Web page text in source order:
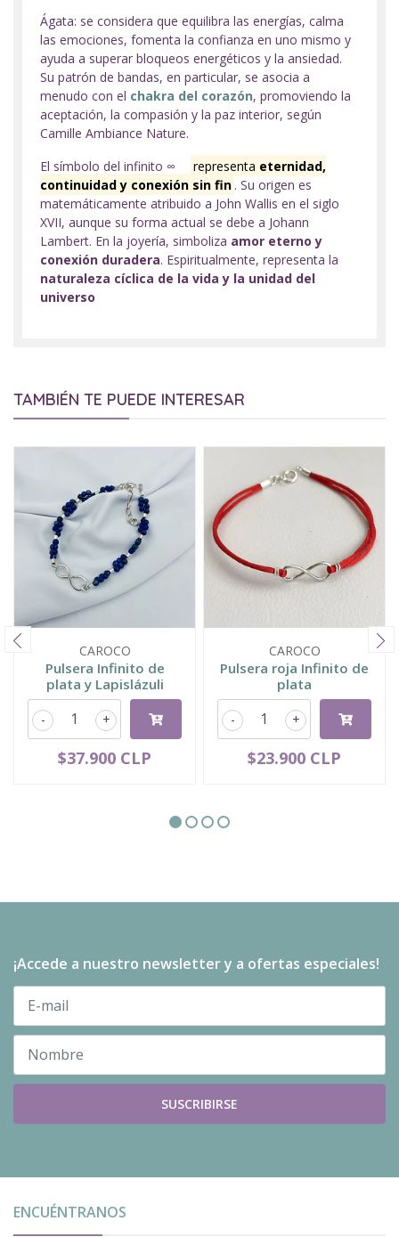
Ágata: se considera que equilibra las energías, calma
las emociones, fomenta la confianza en uno mismo y
ayuda a superar bloqueos energéticos y la ansiedad.
Su patrón de bandas, en particular, se asocia a
menudo con el chakra del corazón, promoviendo la
aceptación, la compasión y la paz interior, según
Camille Ambiance Nature.
El símbolo del infinito ∞
representa eternidad,
continuidad y conexión sin fin . Su origen es
matemáticamente atribuido a John Wallis en el siglo
XVII, aunque su forma actual se debe a Johann
Lambert. En la joyería, simboliza amor eterno y
conexión duradera. Espiritualmente, representa la
naturaleza cíclica de la vida y la unidad del
universo
TAMBIÉN TE PUEDE INTERESAR
CAROCO
Pulsera Infinito de
plata y Lapislázuli
+
-
$37.900 CLP
CAROCO
Pulsera roja Infinito de
plata
+
-
$23.900 CLP
¡Accede a nuestro newsletter y a ofertas especiales!
SUSCRIBIRSE
ENCUÉNTRANOS